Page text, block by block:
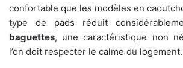
confortable que les modèles en
type de pads réduit
baguettes, une caractéristique non
l’on doit respecter le calme du logement.